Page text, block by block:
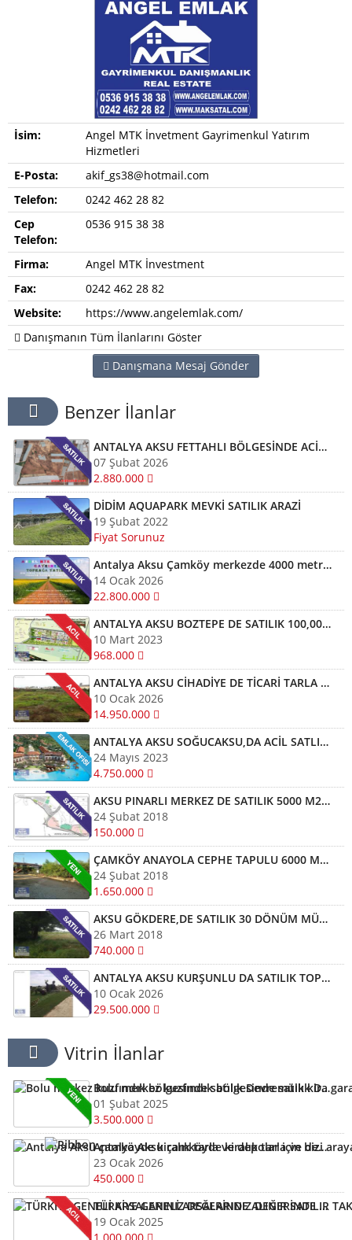
İsim:
Angel MTK İnvetment Gayrimenkul Yatırım
Hizmetleri
E-Posta:
akif_gs38@hotmail.com
Telefon:
0242 462 28 82
Cep
Telefon:
0536 915 38 38
Firma:
Angel MTK İnvestment
Fax:
0242 462 28 82
Website:
https://www.angelemlak.com/
Danışmanın Tüm İlanlarını Göster
Danışmana Mesaj Gönder
Benzer İlanlar
ANTALYA AKSU FETTAHLI BÖLGESİNDE ACİL SATILIK TEK TAPU MÜSTAKİL TARLA
07 Şubat 2026
2.880.000
DİDİM AQUAPARK MEVKİ SATILIK ARAZİ
19 Şubat 2022
Fiyat Sorunuz
Antalya Aksu Çamköy merkezde 4000 metrekareye 3500 metre karesi Sera sontaj iki katlı müstakil ev
14 Ocak 2026
22.800.000
ANTALYA AKSU BOZTEPE DE SATILIK 100,000 m2TAPULU TARLA ARSA KELEPİR YATIRIMLIK
10 Mart 2023
968.000
ANTALYA AKSU CİHADİYE DE TİCARİ TARLA 9500 M2 ACİLLL SATILIK MÜSTAKİL TİCRİ TARLA
10 Ocak 2026
14.950.000
ANTALYA AKSU SOĞUCAKSU,DA ACİL SATLIK İMAR BÖLGESİ KAPSAMINA YAKIN TAPULU TARLA
24 Mayıs 2023
4.750.000
AKSU PINARLI MERKEZ DE SATILIK 5000 M2 ARSA 60 LIK YOL CEPHELİ
24 Şubat 2018
150.000
ÇAMKÖY ANAYOLA CEPHE TAPULU 6000 M2 1.650.000 TL ACİL TİCARİ
24 Şubat 2018
1.650.000
AKSU GÖKDERE,DE SATILIK 30 DÖNÜM MÜSTAKİL TAPULU TARLA
26 Mart 2018
740.000
ANTALYA AKSU KURŞUNLU DA SATILIK TOPLAM 10 DÖNÜM SATILIK 1 DÖNÜMÜ 2.950.000 BİN TL
10 Ocak 2026
29.500.000
Vitrin İlanlar
Bolu merkez kuzfındık bölgesinde satılık Devremülk kira garantili
01 Şubat 2025
3.500.000
Antalya Aksu çamköyde kiralık tarla ve depolar için bizi arayabilirsiniz
23 Ocak 2026
450.000
TÜRKİYE GENELİ ARSALARINIZ DEĞERİNDE ALINIR SATILIR TAKAS EDİLİR ARAYIN YARDIMCI OLALIM
19 Ocak 2025